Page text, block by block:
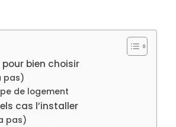
bien choisir
pas)
de logement
cas l’installer
pas)